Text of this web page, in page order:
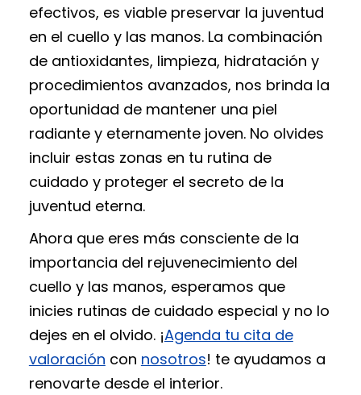
efectivos, es viable preservar la juventud
en el cuello y las manos. La combinación
de antioxidantes, limpieza, hidratación y
procedimientos avanzados, nos brinda la
oportunidad de mantener una piel
radiante y eternamente joven. No olvides
incluir estas zonas en tu rutina de
cuidado y proteger el secreto de la
juventud eterna.
Ahora que eres más consciente de la
importancia del rejuvenecimiento del
cuello y las manos, esperamos que
inicies rutinas de cuidado especial y no lo
dejes en el olvido. ¡Agenda tu cita de
valoración con nosotros! te ayudamos a
renovarte desde el interior.